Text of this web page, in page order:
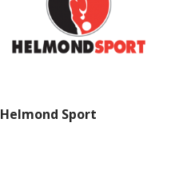
Helmond Sport